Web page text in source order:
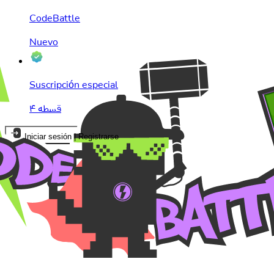
CodeBattle
Nuevo
Suscripción especial
۴ قسطه
Iniciar sesión | Registrarse